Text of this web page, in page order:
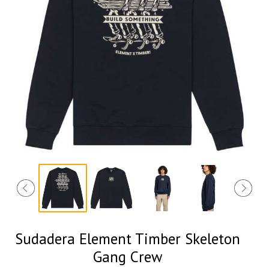
Sudadera Element Timber Skeleton
Gang Crew